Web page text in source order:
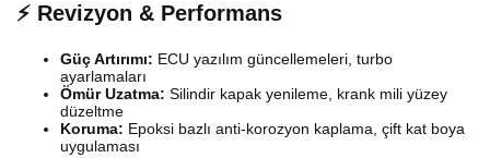
⚡ Revizyon & Performans
Güç Artırımı: ECU yazılım güncellemeleri, turbo
ayarlamaları
Ömür Uzatma: Silindir kapak yenileme, krank mili yüzey
düzeltme
Koruma: Epoksi bazlı anti-korozyon kaplama, çift kat boya
uygulaması